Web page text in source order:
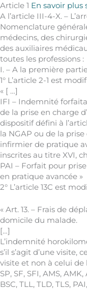
Article 1 En savoir plus
A l’article III-4-X. –
Nomenclature
médecins, des
des auxiliaires
toutes les professions :
I. – A la première
1° L’article 2-1 est
« [ …]
IFI – Indemnité
de la prise en charge
dispositif défini à
la NGAP ou de la
infirmier de pratique
inscrites au titre XVI,
PAI – Forfait pour
en pratique avancée »
2° L’article 13C est
« Art. 13. – Frais de
domicile du malade.
[…]
L’indemnité
s’il s’agit d’une visite,
visite et non à celui de
SP, SF, SFI, AMS,
BSC, TLL, TLD, TLS,